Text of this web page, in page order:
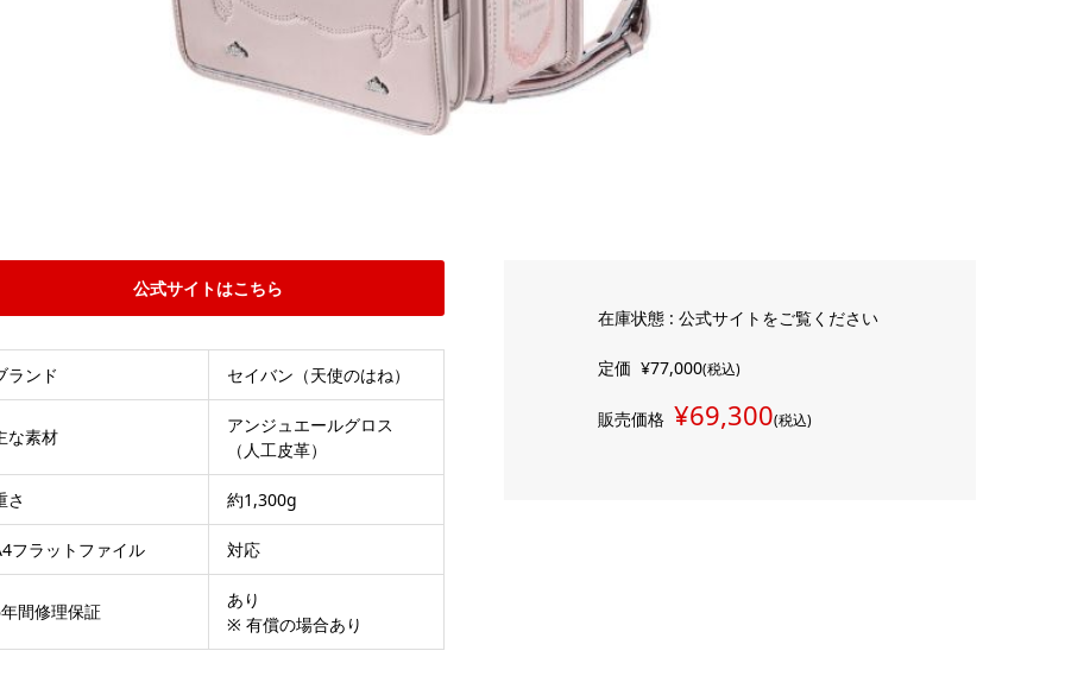
公式サイトはこちら
ランド セイバン（天使のはね）
な素材
アンジュエールグロス
（人工皮革）
さ 約1,300g
フラットファイル 対応
間修理保証
あり
※ 有償の場合あり
在庫状態 : 公式サイトをご覧ください
定価¥77,000(税込)
販売価格 ¥69,300(税込)